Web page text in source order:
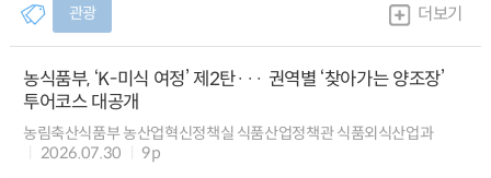
관광 더보기
농식품부, ‘K-미식 여정’ 제2탄··· 권역별 ‘찾아가는 양조장’
투어코스 대공개
농림축산식품부 농산업혁신정책실 식품산업정책관 식품외식산업과
2026.07.30
9p